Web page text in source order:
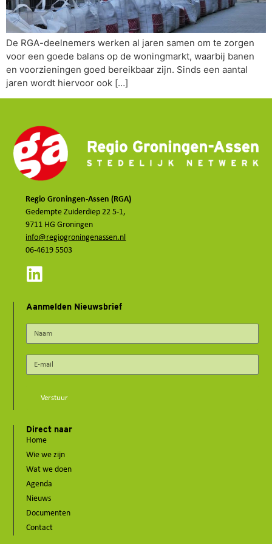
De RGA-deelnemers werken al jaren samen om te zorgen
voor een goede balans op de woningmarkt, waarbij banen
en voorzieningen goed bereikbaar zijn. Sinds een aantal
jaren wordt hiervoor ook […]
Regio Groningen-Assen (RGA)
Gedempte Zuiderdiep 22 5-1,
9711 HG Groningen
info@regiogroningenassen.nl
06-4619 5503
Aanmelden Nieuwsbrief
Verstuur
Direct naar
Home
Wie we zijn
Wat we doen
Agenda
Nieuws
Documenten
Contact